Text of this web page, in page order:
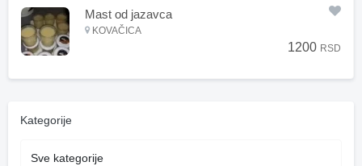
Mast od jazavca
KOVAČICA
1200 RSD
Kategorije
Sve kategorije